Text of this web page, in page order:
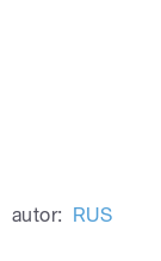
autor: RUS